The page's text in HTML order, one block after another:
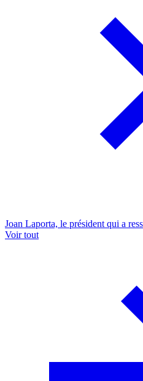
Joan Laporta, le président qui a
Voir tout